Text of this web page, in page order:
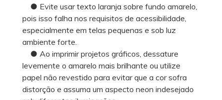
● Evite usar texto laranja sobre fundo amarelo,
pois isso falha nos requisitos de acessibilidade,
especialmente em telas pequenas e sob luz
ambiente forte.
● Ao imprimir projetos gráficos, dessature
levemente o amarelo mais brilhante ou utilize
papel não revestido para evitar que a cor sofra
distorção e assuma um aspecto neon indesejado